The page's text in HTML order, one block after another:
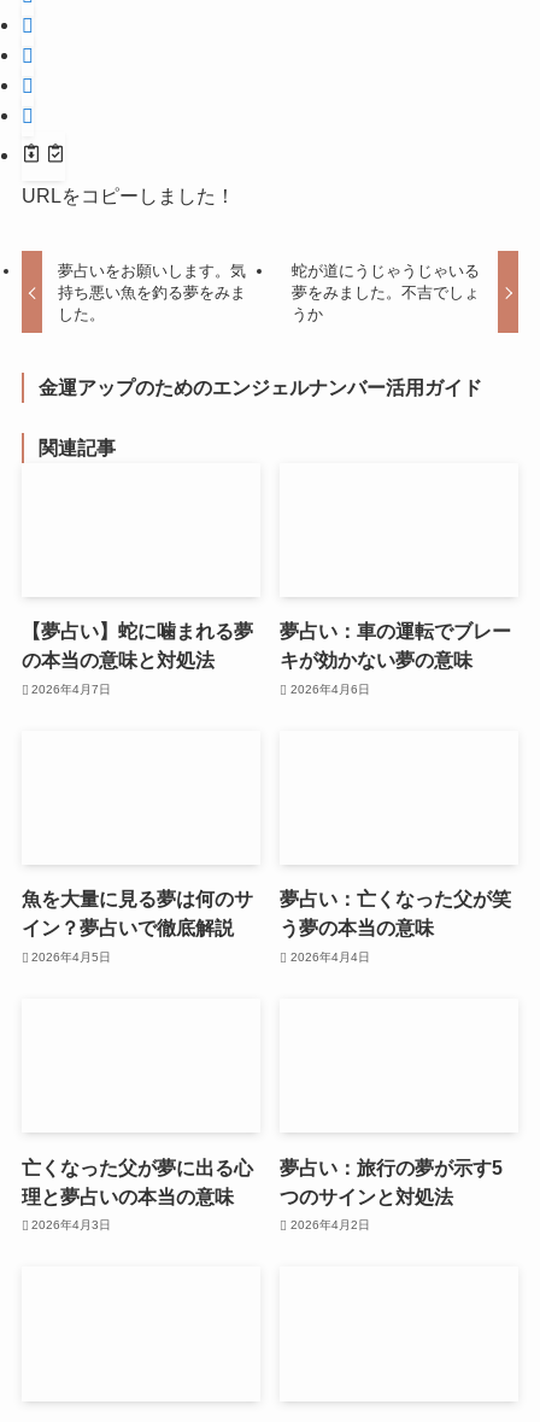
URLをコピーしました！
夢占いをお願いします。気
持ち悪い魚を釣る夢をみま
した。
蛇が道にうじゃうじゃいる
夢をみました。不吉でしょ
うか
金運アップのためのエンジェルナンバー活用ガイド
関連記事
【夢占い】蛇に噛まれる夢
の本当の意味と対処法
2026年4月7日
夢占い：車の運転でブレー
キが効かない夢の意味
2026年4月6日
魚を大量に見る夢は何のサ
イン？夢占いで徹底解説
2026年4月5日
夢占い：亡くなった父が笑
う夢の本当の意味
2026年4月4日
亡くなった父が夢に出る心
理と夢占いの本当の意味
2026年4月3日
夢占い：旅行の夢が示す5
つのサインと対処法
2026年4月2日